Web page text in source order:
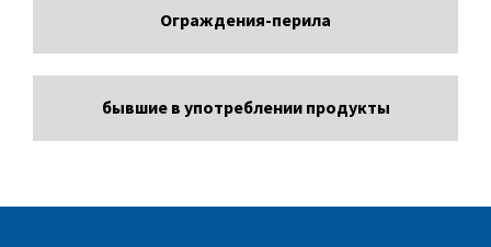
Ограждения-перила
бывшие в употреблении продукты